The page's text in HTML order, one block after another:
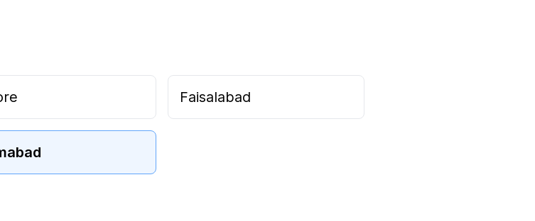
Faisalabad